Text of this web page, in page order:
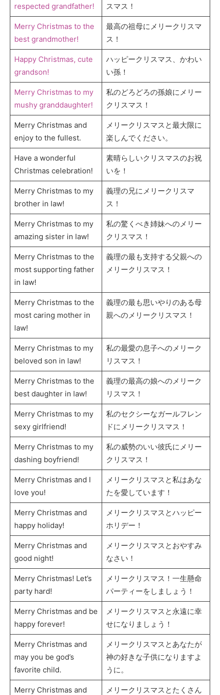
respected grandfather! スマス！
Merry Christmas to the
best grandmother!
最高の祖母にメリークリスマ
ス！
Happy Christmas, cute
grandson!
ハッピークリスマス、かわい
い孫！
Merry Christmas to my
mushy granddaughter!
私のどろどろの孫娘にメリー
クリスマス！
Merry Christmas and
enjoy to the fullest.
メリークリスマスと最大限に
楽しんでください。
Have a wonderful
Christmas celebration!
素晴らしいクリスマスのお祝
いを！
Merry Christmas to my
brother in law!
義理の兄にメリークリスマ
ス！
Merry Christmas to my
amazing sister in law!
私の驚くべき姉妹へのメリー
クリスマス！
Merry Christmas to the
most supporting father
in law!
義理の最も支持する父親への
メリークリスマス！
Merry Christmas to the
most caring mother in
law!
義理の最も思いやりのある母
親へのメリークリスマス！
Merry Christmas to my
beloved son in law!
私の最愛の息子へのメリーク
リスマス！
Merry Christmas to the
best daughter in law!
義理の最高の娘へのメリーク
リスマス！
Merry Christmas to my
sexy girlfriend!
私のセクシーなガールフレン
ドにメリークリスマス！
Merry Christmas to my
dashing boyfriend!
私の威勢のいい彼氏にメリー
クリスマス！
Merry Christmas and I
love you!
メリークリスマスと私はあな
たを愛しています！
Merry Christmas and
happy holiday!
メリークリスマスとハッピー
ホリデー！
Merry Christmas and
good night!
メリークリスマスとおやすみ
なさい！
Merry Christmas! Let’s
party hard!
メリークリスマス！一生懸命
パーティーをしましょう！
Merry Christmas and be
happy forever!
メリークリスマスと永遠に幸
せになりましょう！
Merry Christmas and
may you be god’s
favorite child.
メリークリスマスとあなたが
神の好きな子供になりますよ
うに。
Merry Christmas and
メリークリスマスとたくさん